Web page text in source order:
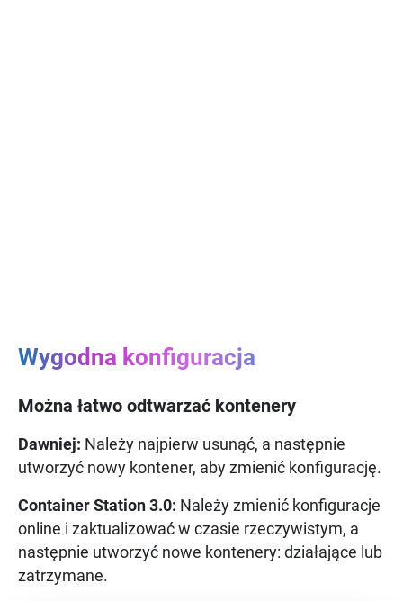
Wygodna konfiguracja
Można łatwo odtwarzać kontenery
Dawniej: Należy najpierw usunąć, a następnie
utworzyć nowy kontener, aby zmienić konfigurację.
Container Station 3.0: Należy zmienić konfiguracje
online i zaktualizować w czasie rzeczywistym, a
następnie utworzyć nowe kontenery: działające lub
zatrzymane.